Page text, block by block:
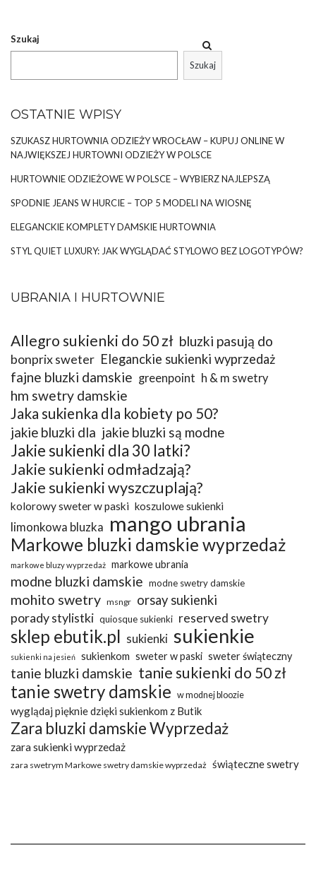
Szukaj
Szukaj
OSTATNIE WPISY
SZUKASZ HURTOWNIA ODZIEŻY WROCŁAW – KUPUJ ONLINE W
NAJWIĘKSZEJ HURTOWNI ODZIEŻY W POLSCE
HURTOWNIE ODZIEŻOWE W POLSCE – WYBIERZ NAJLEPSZĄ
SPODNIE JEANS W HURCIE – TOP 5 MODELI NA WIOSNĘ
ELEGANCKIE KOMPLETY DAMSKIE HURTOWNIA
STYL QUIET LUXURY: JAK WYGLĄDAĆ STYLOWO BEZ LOGOTYPÓW?
UBRANIA I HURTOWNIE
Allegro sukienki do 50 zł bluzki pasują do
bonprix sweter Eleganckie sukienki wyprzedaż
fajne bluzki damskie greenpoint h & m swetry
hm swetry damskie
Jaka sukienka dla kobiety po 50?
jakie bluzki dla jakie bluzki są modne
Jakie sukienki dla 30 latki?
Jakie sukienki odmładzają?
Jakie sukienki wyszczuplają?
kolorowy sweter w paski koszulowe sukienki
limonkowa bluzka mango ubrania
Markowe bluzki damskie wyprzedaż
markowe bluzy wyprzedaż markowe ubrania
modne bluzki damskie modne swetry damskie
mohito swetry msngr orsay sukienki
porady stylistki quiosque sukienki reserved swetry
sklep ebutik.pl sukienki sukienkie
sukienki na jesień sukienkom sweter w paski sweter świąteczny
tanie bluzki damskie tanie sukienki do 50 zł
tanie swetry damskie w modnej bloozie
wyglądaj pięknie dzięki sukienkom z Butik
Zara bluzki damskie Wyprzedaż
zara sukienki wyprzedaż
zara swetrym Markowe swetry damskie wyprzedaż świąteczne swetry